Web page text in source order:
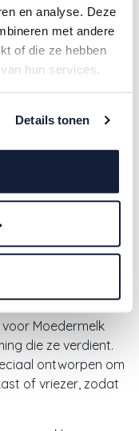
en analyse. Deze
met andere
of die ze hebben
hun services.
Details tonen
Moedermelk
die ze verdient.
ontworpen om
of vriezer, zodat